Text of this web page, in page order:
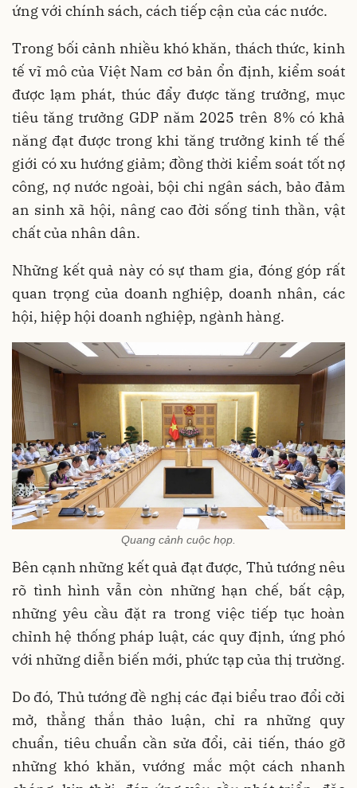
ứng với chính sách, cách tiếp cận của các nước.
Trong bối cảnh nhiều khó khăn, thách thức, kinh
tế vĩ mô của Việt Nam cơ bản ổn định, kiểm soát
được lạm phát, thúc đẩy được tăng trưởng, mục
tiêu tăng trưởng GDP năm 2025 trên 8% có khả
năng đạt được trong khi tăng trưởng kinh tế thế
giới có xu hướng giảm; đồng thời kiểm soát tốt nợ
công, nợ nước ngoài, bội chi ngân sách, bảo đảm
an sinh xã hội, nâng cao đời sống tinh thần, vật
chất của nhân dân.
Những kết quả này có sự tham gia, đóng góp rất
quan trọng của doanh nghiệp, doanh nhân, các
hội, hiệp hội doanh nghiệp, ngành hàng.
Quang cảnh cuộc họp.
Bên cạnh những kết quả đạt được, Thủ tướng nêu
rõ tình hình vẫn còn những hạn chế, bất cập,
những yêu cầu đặt ra trong việc tiếp tục hoàn
chỉnh hệ thống pháp luật, các quy định, ứng phó
với những diễn biến mới, phức tạp của thị trường.
Do đó, Thủ tướng đề nghị các đại biểu trao đổi cởi
mở, thẳng thắn thảo luận, chỉ ra những quy
chuẩn, tiêu chuẩn cần sửa đổi, cải tiến, tháo gỡ
những khó khăn, vướng mắc một cách nhanh